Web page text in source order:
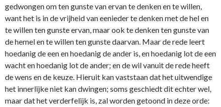
gedwongen om ten gunste van ervan te denken en te willen,
want het is in de vrijheid van eenieder te denken met de hel en
te willen ten gunste ervan, maar ook te denken ten gunste van
de hemel en te willen ten gunste daarvan. Maar de rede leert
hoedanig de een en hoedanig de ander is, en hoedanig lot de een
wacht en hoedanig lot de ander; en de wil vanuit de rede heeft
de wens en de keuze. Hieruit kan vaststaan dat het uitwendige
het innerlijke niet kan dwingen; soms geschiedt dit echter wel,
maar dat het verderfelijk is, zal worden getoond in deze orde: